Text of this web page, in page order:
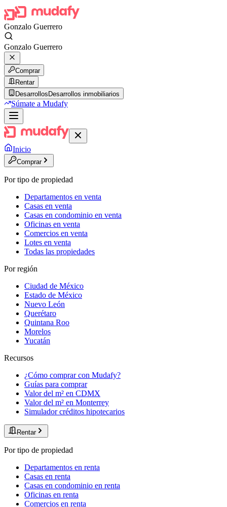
Gonzalo Guerrero
Gonzalo Guerrero
Comprar
Rentar
Desarrollos Desarrollos inmobiliarios
Súmate a Mudafy
Inicio
Comprar
Por tipo de propiedad
Departamentos en venta
Casas en venta
Casas en condominio en venta
Oficinas en venta
Comercios en venta
Lotes en venta
Todas las propiedades
Por región
Ciudad de México
Estado de México
Nuevo León
Querétaro
Quintana Roo
Morelos
Yucatán
Recursos
¿Cómo comprar con Mudafy?
Guías para comprar
Valor del m² en CDMX
Valor del m² en Monterrey
Simulador créditos hipotecarios
Rentar
Por tipo de propiedad
Departamentos en renta
Casas en renta
Casas en condominio en renta
Oficinas en renta
Comercios en renta